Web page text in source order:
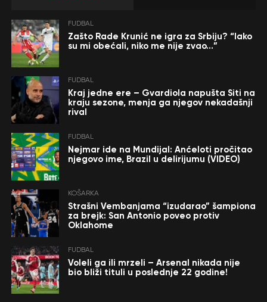
FUDBAL
Zašto Rade Krunić ne igra za Srbiju? “Iako
su mi obećali, niko me nije zvao…”
FUDBAL
Kraj jedne ere – Gvardiola napušta Siti na
kraju sezone, menja ga njegov nekadašnji
rival
FUDBAL
Nejmar ide na Mundijal: Anćeloti pročitao
njegovo ime, Brazil u delirijumu (VIDEO)
KOŠARKA
Strašni Vembanjama “izudarao” šampiona
za brejk: San Antonio poveo protiv
Oklahome
FUDBAL
Voleli ga ili mrzeli – Arsenal nikada nije
bio bliži tituli u poslednje 22 godine!